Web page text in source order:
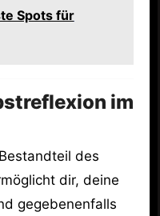
Spots für
im
des
dir, deine
gegebenenfalls